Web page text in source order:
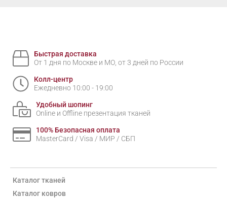
Быстрая доставка
От 1 дня по Москве и МО, от 3 дней по России
Колл-центр
Ежедневно 10:00 - 19:00
Удобный шопинг
Online и Offline презентация тканей
100% Безопасная оплата
MasterCard / Visa / МИР / СБП
Каталог тканей
Каталог ковров